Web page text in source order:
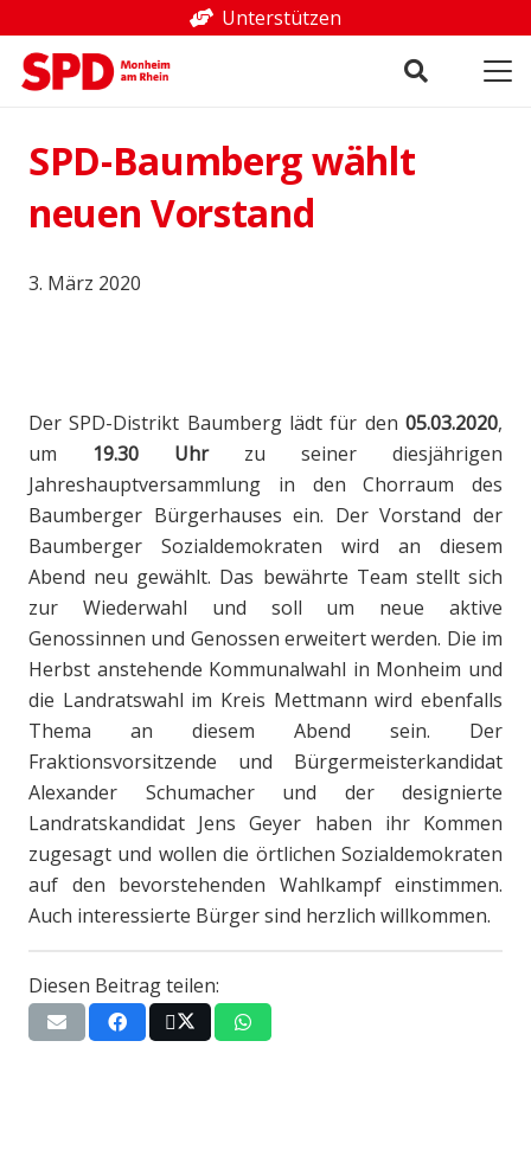
Unterstützen
SPD-Baumberg wählt
neuen Vorstand
3. März 2020
Der SPD-Distrikt Baumberg lädt für den 05.03.2020,
um 19.30 Uhrzu seiner diesjährigen
Jahreshauptversammlung in den Chorraum des
Baumberger Bürgerhauses ein. Der Vorstand der
Baumberger Sozialdemokraten wird an diesem
Abend neu gewählt. Das bewährte Team stellt sich
zur Wiederwahl und soll um neue aktive
Genossinnen und Genossen erweitert werden. Die im
Herbst anstehende Kommunalwahl in Monheim und
die Landratswahl im Kreis Mettmann wird ebenfalls
Thema an diesem Abend sein. Der
Fraktionsvorsitzende und Bürgermeisterkandidat
Alexander Schumacher und der designierte
Landratskandidat Jens Geyer haben ihr Kommen
zugesagt und wollen die örtlichen Sozialdemokraten
auf den bevorstehenden Wahlkampf einstimmen.
Auch interessierte Bürger sind herzlich willkommen.
Diesen Beitrag teilen: